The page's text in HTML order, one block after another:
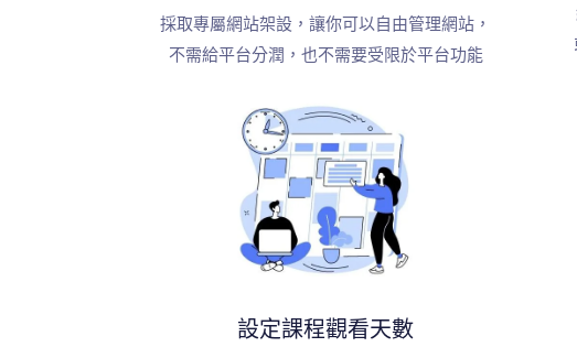
採取專屬網站架設，讓你可以自由管理網站，
不需給平台分潤，也不需要受限於平台功能
設定課程觀看天數